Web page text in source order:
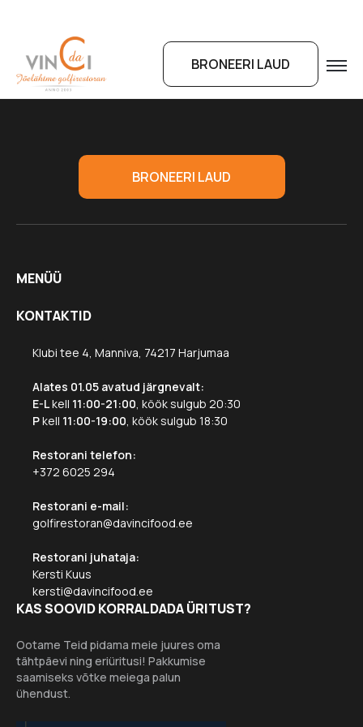
BRONEERI LAUD
BRONEERI LAUD
MENÜÜ
KONTAKTID
Klubi tee 4, Manniva, 74217 Harjumaa
Alates 01.05 avatud järgnevalt:
E-Lkell 11:00-21:00, köök sulgub 20:30
Pkell 11:00-19:00, köök sulgub 18:30
Restorani telefon:
+372 6025 294
Restorani e-mail:
golfirestoran@davincifood.ee
Restorani juhataja:
Kersti Kuus
kersti@davincifood.ee
KAS SOOVID KORRALDADA ÜRITUST?
Ootame Teid pidama meie juures oma
tähtpäevi ning eriüritusi! Pakkumise
saamiseks võtke meiega palun
ühendust.